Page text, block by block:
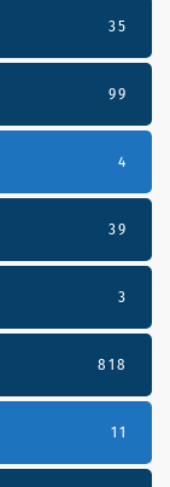
35
99
4
39
3
818
11